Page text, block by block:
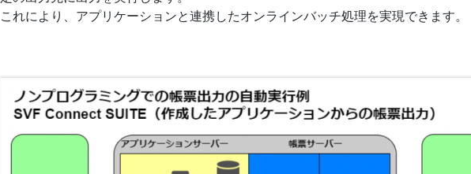
これにより、アプリケーションと連携したオンラインバッチ処理を実現できます。